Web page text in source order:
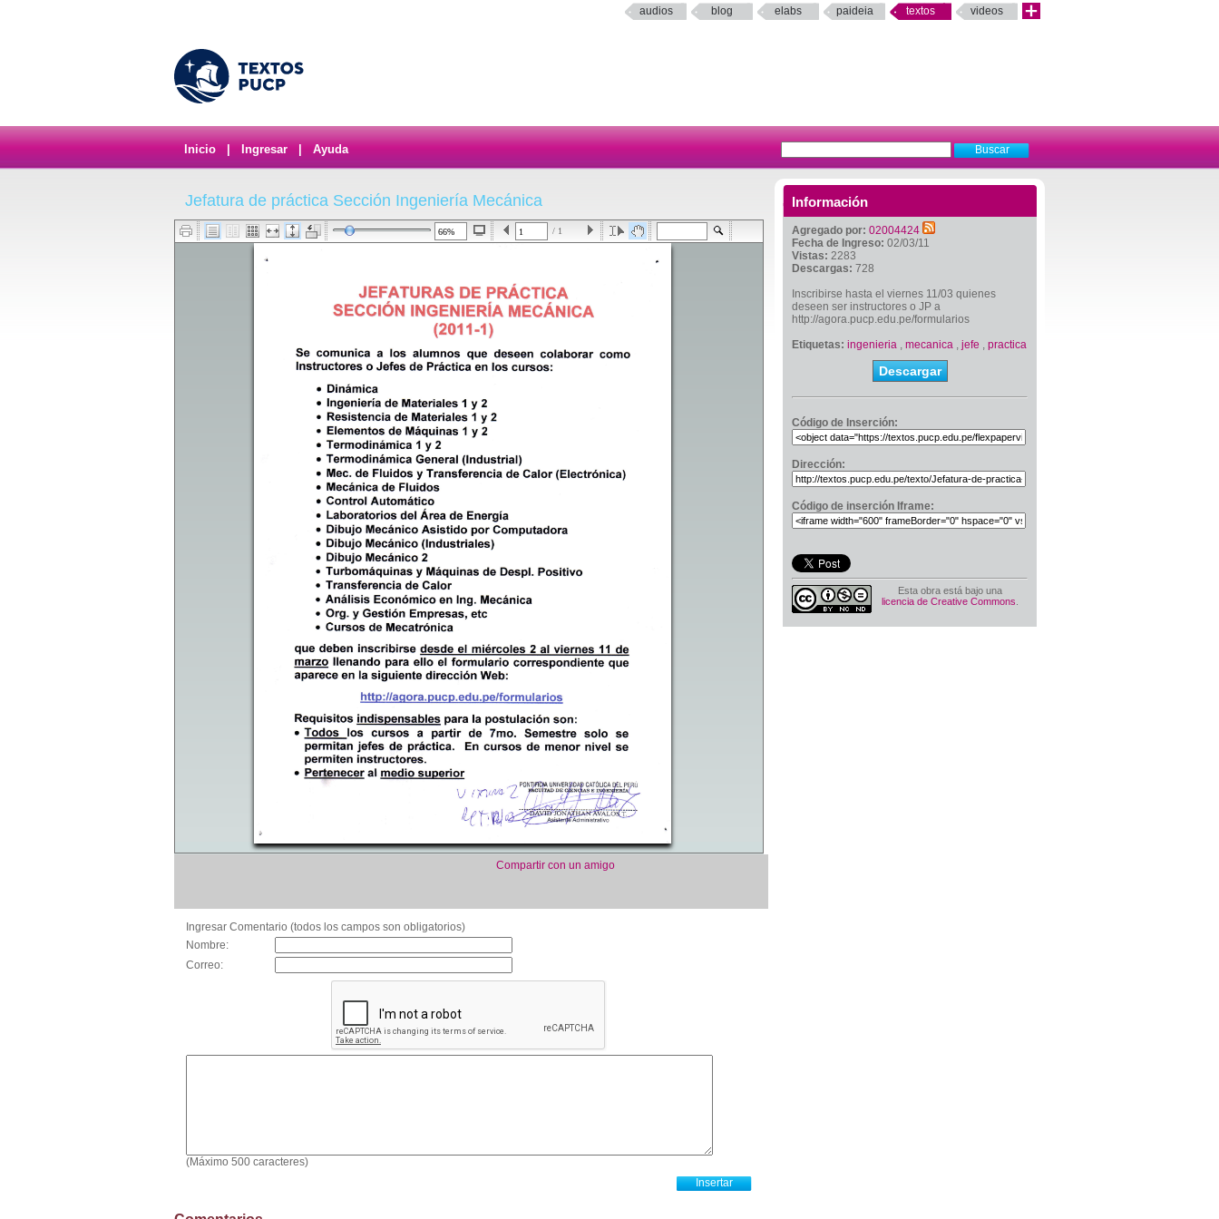
audios blog elabs paideia textos videos
Inicio Ingresar Ayuda
Información
Agregado por: 02004424
Fecha de Ingreso: 02/03/11
Vistas: 2283
Descargas: 728
Inscribirse hasta el viernes 11/03 quienes
deseen ser instructores o JP a
http://agora.pucp.edu.pe/formularios
Etiquetas: ingenieria , mecanica , jefe , practica
Descargar
Código de Inserción:
Dirección:
Código de inserción Iframe:
Esta obra está bajo una
licencia de Creative Commons
Jefatura de práctica Sección Ingeniería Mecánica
/ 1
Compartir con un amigo
Ingresar Comentario (todos los campos son obligatorios)
Nombre:
Correo:
(Máximo 500 caracteres)